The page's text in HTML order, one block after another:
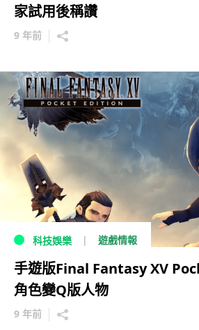
家試用後稱讚
9 年前
科技娛樂 遊戲情報
手遊版Final Fantasy XV
角色變Q版人物
9 年前